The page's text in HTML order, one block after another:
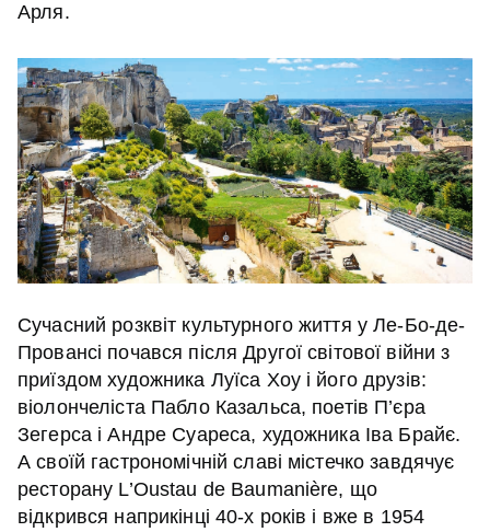
Арля.
Сучасний розквіт культурного життя у Ле-Бо-де-
Провансі почався після Другої світової війни з
приїздом художника Луїса Хоу і його друзів:
віолончеліста Пабло Казальса, поетів П’єра
Зегерса і Андре Суареса, художника Іва Брайє.
А своїй гастрономічній славі містечко завдячує
ресторану L’Oustau de Baumanière, що
відкрився наприкінці 40-х років і вже в 1954